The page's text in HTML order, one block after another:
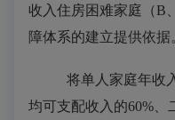
收入住房困难家庭（B
障体系的建立提供依据
将单人家庭年收
均可支配收入的60%